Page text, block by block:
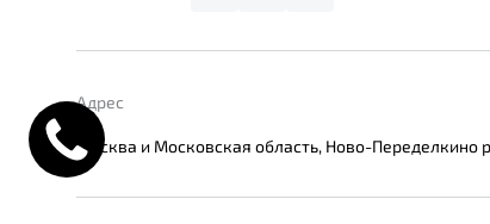
Адрес
Москва и Московская область, Ново-Переделкино